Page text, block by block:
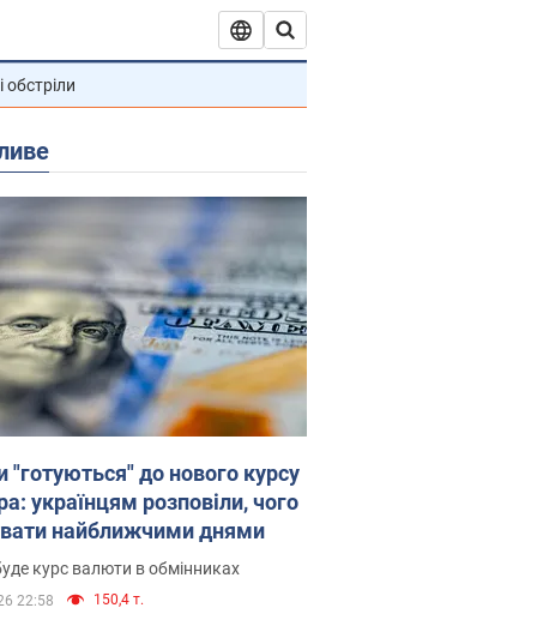
обстріли
"готуються" до нового курсу
українцям розповіли, чого
найближчими днями
курс валюти в обмінниках
22:58 150,4 т.